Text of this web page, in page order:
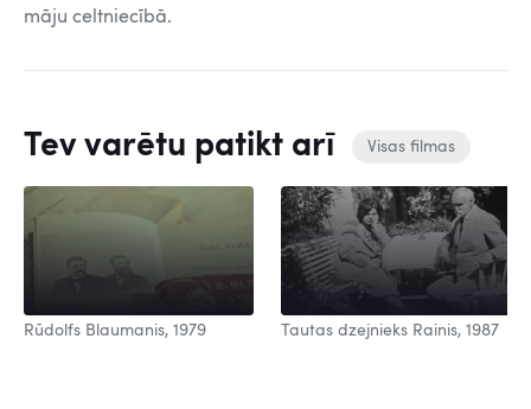
māju celtniecībā.
Tev varētu patikt arī Visas filmas
Rūdolfs Blaumanis, 1979 Tautas dzejnieks Rainis, 1987